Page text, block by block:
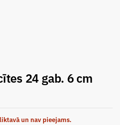
24 gab. 6 cm
un nav pieejams.